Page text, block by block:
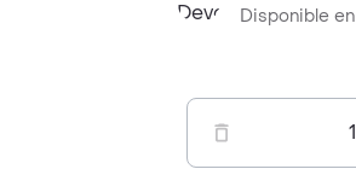
Disponible en
1